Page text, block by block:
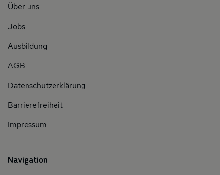
Über uns
Jobs
Ausbildung
AGB
Datenschutzerklärung
Barrierefreiheit
Impressum
Navigation